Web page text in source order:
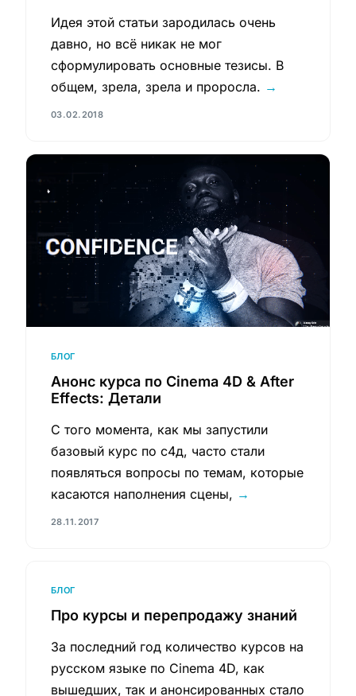
Идея этой статьи зародилась очень
давно, но всё никак не мог
сформулировать основные тезисы. В
общем, зрела, зрела и проросла. →
03.02.2018
БЛОГ
Анонс курса по Cinema 4D & After
Effects: Детали
С того момента, как мы запустили
базовый курс по с4д, часто стали
появляться вопросы по темам, которые
касаются наполнения сцены, →
28.11.2017
БЛОГ
Про курсы и перепродажу знаний
За последний год количество курсов на
русском языке по Cinema 4D, как
вышедших, так и анонсированных стало